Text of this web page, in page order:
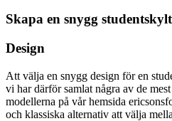
Skapa en snygg
Design
Att välja en snygg design för en
vi har därför samlat några av de
modellerna på vår hemsida
och klassiska alternativ att välja